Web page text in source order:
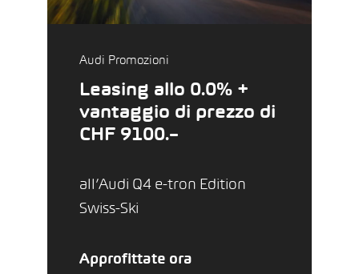
Audi Promozioni
Leasing allo 0.0% +
vantaggio di prezzo di
CHF 9100.–
all’Audi Q4 e-tron Edition
Swiss-Ski
Approfittate ora